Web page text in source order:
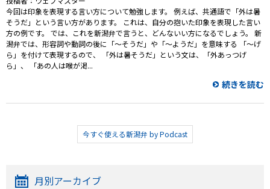
今回は印象を表現する言い方について勉強します。 例えば、共通語で「外は暑
そうだ」という言い方があります。 これは、自分の抱いた印象を表現した言い
方の例です。 では、これを新潟弁で言うと、どんないい方になるでしょう。 新
潟弁では、形容詞や動詞の後に「～そうだ」や「～ようだ」を意味する 「～げ
ら」を付けて表現するので、 「外は暑そうだ」という文は、「外あっつげ
ら」、 「あの人は喉が渇...
続きを読む
今すぐ使える新潟弁 by Podcast
月別アーカイブ